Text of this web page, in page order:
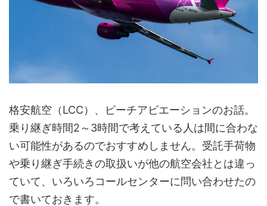
格安航空（LCC）、ピーチアビエーションのお話。
乗り継ぎ時間2～3時間で考えている人は間に合わな
い可能性があるのでおすすめしません。受託手荷物
や乗り継ぎ手続きの取扱いが他の航空会社とは違っ
ていて、いろいろコールセンターに問い合わせたの
で書いておきます。